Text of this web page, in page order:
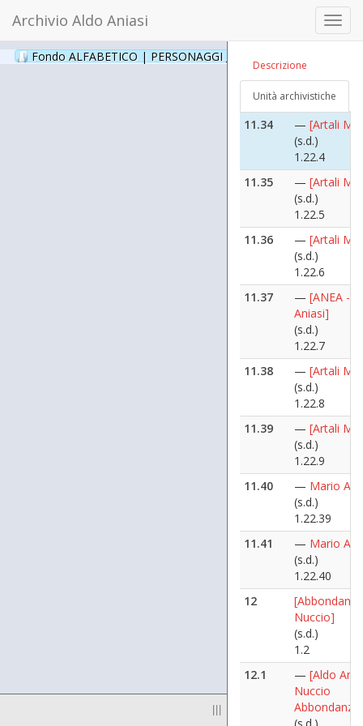
Archivio Aldo Aniasi
Fondo ALFABETICO | PERSONAGGI _ Archivio Fotografico
|||
Descrizione
Unità archivistiche
elettorale
Aniasi,
([1972
[1972
1.22.39
11.34
— [Artali
(s.d.)
1.22.4
11.35
— [Artali
(s.d.)
1.22.5
11.36
— [Artali
(s.d.)
1.22.6
11.37
— [ANEA -
Aniasi]
(s.d.)
1.22.7
11.38
— [Artali
(s.d.)
1.22.8
11.39
— [Artali
(s.d.)
1.22.9
11.40
— Mario
(s.d.)
1.22.39
11.41
— Mario
(s.d.)
1.22.40
12
[Abbondanza
Nuccio]
(s.d.)
1.2
12.1
— [Aldo
Nuccio
Abbondanza]